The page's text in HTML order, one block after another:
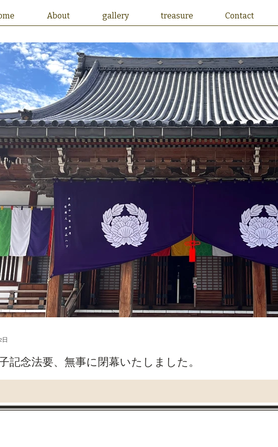
About gallery treasure Contact
記念法要、無事に閉幕いたしました。
日